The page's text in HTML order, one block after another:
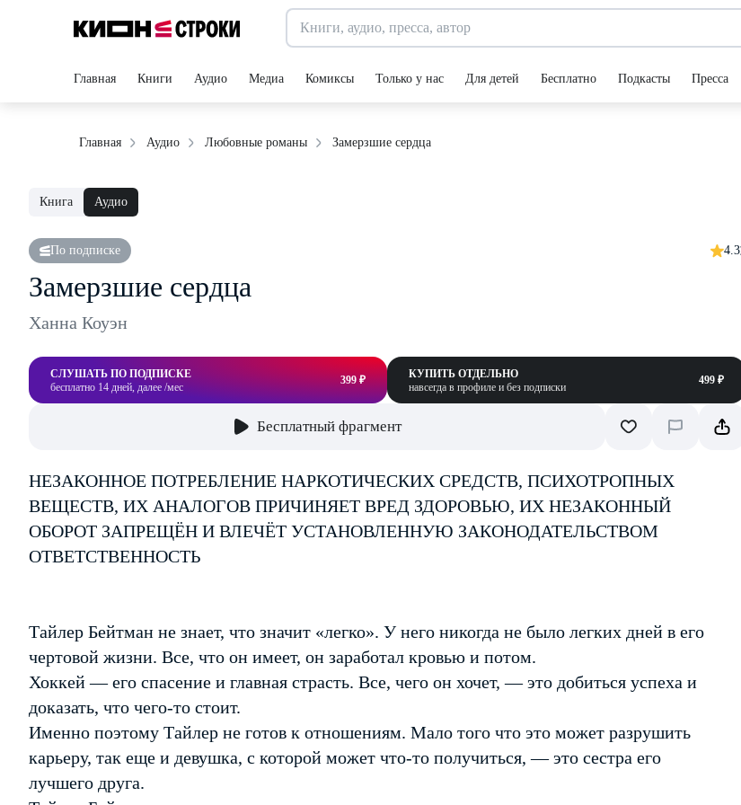
Главная Книги Аудио Медиа Комиксы Только у нас Для детей Бесплатно Подкасты Пресса
Главная Аудио Любовные романы Замерзшие сердца
Книга Аудио
По подписке 4.3
Замерзшие сердца
Ханна Коуэн
СЛУШАТЬ ПО ПОДПИСКЕ
бесплатно 14 дней, далее /мес
399 ₽
КУПИТЬ ОТДЕЛЬНО
навсегда в профиле и без подписки
499 ₽
Бесплатный фрагмент
НЕЗАКОННОЕ ПОТРЕБЛЕНИЕ НАРКОТИЧЕСКИХ СРЕДСТВ, ПСИХОТРОПНЫХ
ВЕЩЕСТВ, ИХ АНАЛОГОВ ПРИЧИНЯЕТ ВРЕД ЗДОРОВЬЮ, ИХ НЕЗАКОННЫЙ
ОБОРОТ ЗАПРЕЩЁН И ВЛЕЧЁТ УСТАНОВЛЕННУЮ ЗАКОНОДАТЕЛЬСТВОМ
ОТВЕТСТВЕННОСТЬ
Тайлер Бейтман не знает, что значит «легко». У него никогда не было легких дней в его
чертовой жизни. Все, что он имеет, он заработал кровью и потом.
Хоккей — его спасение и главная страсть. Все, чего он хочет, — это добиться успеха и
доказать, что чего-то стоит.
Именно поэтому Тайлер не готов к отношениям. Мало того что это может разрушить
карьеру, так еще и девушка, с которой может что-то получиться, — это сестра его
лучшего друга.